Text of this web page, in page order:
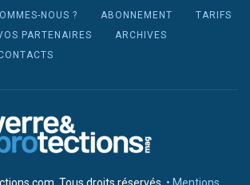
NOUS ? ABONNEMENT
TARIFS
PARTENAIRES
ARCHIVES
Tous droits réservés. • Mentions